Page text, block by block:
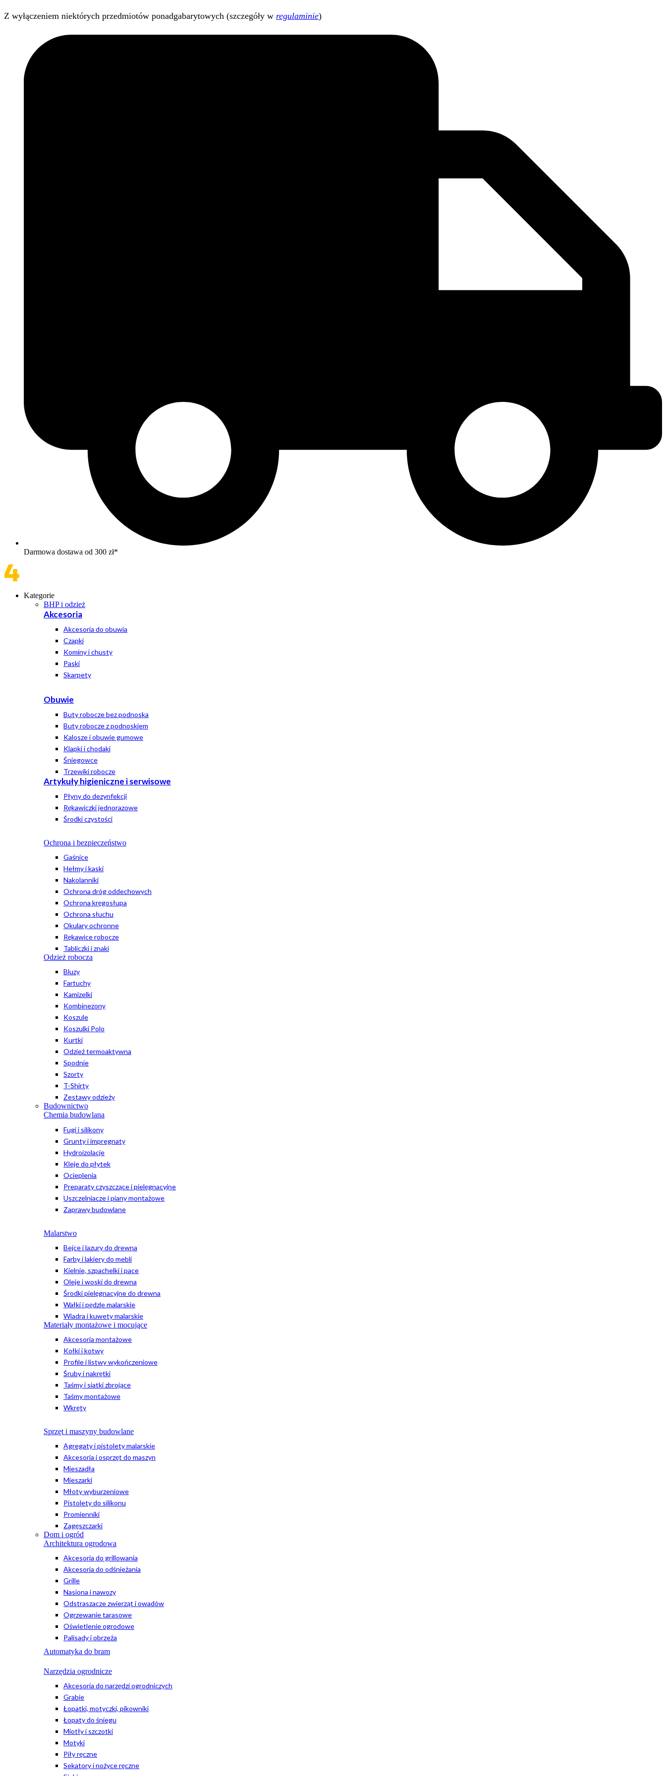
Z wyłączeniem niektórych przedmiotów ponadgabarytowych (szczegóły w regulaminie)
Darmowa dostawa od 300 zł*
Kategorie
BHP i odzież
Akcesoria
Akcesoria do obuwia
Czapki
Kominy i chusty
Paski
Skarpety
Obuwie
Buty robocze bez podnoska
Buty robocze z podnoskiem
Kalosze i obuwie gumowe
Klapki i chodaki
Śniegowce
Trzewiki robocze
Artykuły higieniczne i serwisowe
Płyny do dezynfekcji
Rękawiczki jednorazowe
Środki czystości
Ochrona i bezpieczeństwo
Gaśnice
Hełmy i kaski
Nakolanniki
Ochrona dróg oddechowych
Ochrona kręgosłupa
Ochrona słuchu
Okulary ochronne
Rękawice robocze
Tabliczki i znaki
Odzież robocza
Bluzy
Fartuchy
Kamizelki
Kombinezony
Koszule
Koszulki Polo
Kurtki
Odzież termoaktywna
Spodnie
Szorty
T-Shirty
Zestawy odzieży
Budownictwo
Chemia budowlana
Fugi i silikony
Grunty i impregnaty
Hydroizolacje
Kleje do płytek
Ocieplenia
Preparaty czyszczące i pielęgnacyjne
Uszczelniacze i piany montażowe
Zaprawy budowlane
Malarstwo
Bejce i lazury do drewna
Farby i lakiery do mebli
Kielnie, szpachelki i pace
Oleje i woski do drewna
Środki pielęgnacyjne do drewna
Wałki i pędzle malarskie
Wiadra i kuwety malarskie
Materiały montażowe i mocujące
Akcesoria montażowe
Kołki i kotwy
Profile i listwy wykończeniowe
Śruby i nakrętki
Taśmy i siatki zbrojące
Taśmy montażowe
Wkręty
Sprzęt i maszyny budowlane
Agregaty i pistolety malarskie
Akcesoria i osprzęt do maszyn
Mieszadła
Mieszarki
Młoty wyburzeniowe
Pistolety do silikonu
Promienniki
Zagęszczarki
Dom i ogród
Architektura ogrodowa
Akcesoria do grillowania
Akcesoria do odśnieżania
Grille
Nasiona i nawozy
Odstraszacze zwierząt i owadów
Ogrzewanie tarasowe
Oświetlenie ogrodowe
Palisady i obrzeża
Automatyka do bram
Narzędzia ogrodnicze
Akcesoria do narzędzi ogrodniczych
Grabie
Łopatki, motyczki, pikowniki
Łopaty do śniegu
Miotły i szczotki
Motyki
Piły ręczne
Sekatory i nożyce ręczne